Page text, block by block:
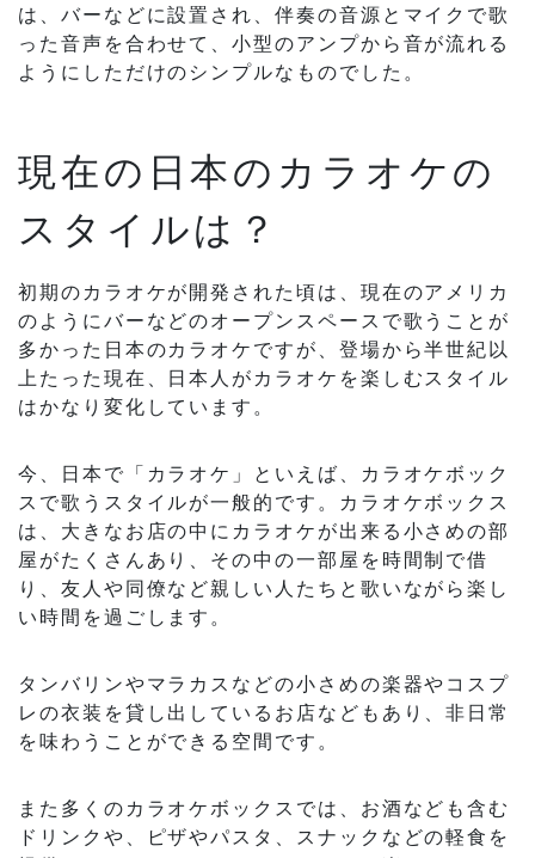
は、バーなどに設置され、伴奏の音源とマイクで歌
った音声を合わせて、小型のアンプから音が流れる
ようにしただけのシンプルなものでした。
現在の日本のカラオケの
スタイルは？
初期のカラオケが開発された頃は、現在のアメリカ
のようにバーなどのオープンスペースで歌うことが
多かった日本のカラオケですが、登場から半世紀以
上たった現在、日本人がカラオケを楽しむスタイル
はかなり変化しています。
今、日本で「カラオケ」といえば、カラオケボック
スで歌うスタイルが一般的です。カラオケボックス
は、大きなお店の中にカラオケが出来る小さめの部
屋がたくさんあり、その中の一部屋を時間制で借
り、友人や同僚など親しい人たちと歌いながら楽し
い時間を過ごします。
タンバリンやマラカスなどの小さめの楽器やコスプ
レの衣装を貸し出しているお店などもあり、非日常
を味わうことができる空間です。
また多くのカラオケボックスでは、お酒なども含む
ドリンクや、ピザやパスタ、スナックなどの軽食を